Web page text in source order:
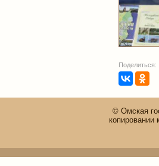
Поделиться:
© Омская
копировании